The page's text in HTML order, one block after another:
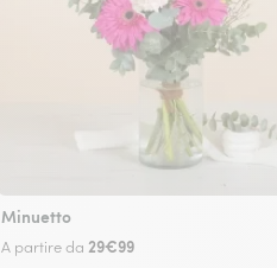
Minuetto
A partire da 29€99